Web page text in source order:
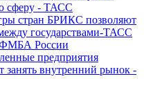
сферу - ТАСС
стран БРИКС позволяют
государствами-ТАСС
ФМБА России
предприятия
занять внутренний рынок -